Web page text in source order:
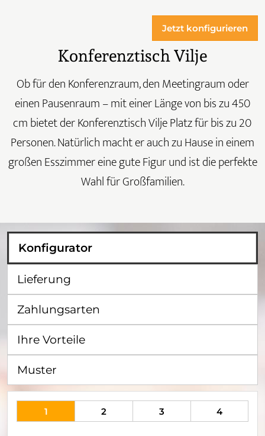
Jetzt konfigurieren
Konferenztisch Vilje
Ob für den Konferenzraum, den Meetingraum oder
einen Pausenraum – mit einer Länge von bis zu 450
cm bietet der Konferenztisch Vilje Platz für bis zu 20
Personen. Natürlich macht er auch zu Hause in einem
großen Esszimmer eine gute Figur und ist die perfekte
Wahl für Großfamilien.
Konfigurator
Lieferung
Zahlungsarten
Ihre Vorteile
Muster
1 2 3 4